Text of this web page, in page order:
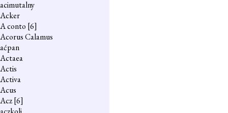
acimutalny
Acker
A conto [6]
Acorus Calamus
aćpan
Actaea
Actis
Activa
Acus
Acz[6]